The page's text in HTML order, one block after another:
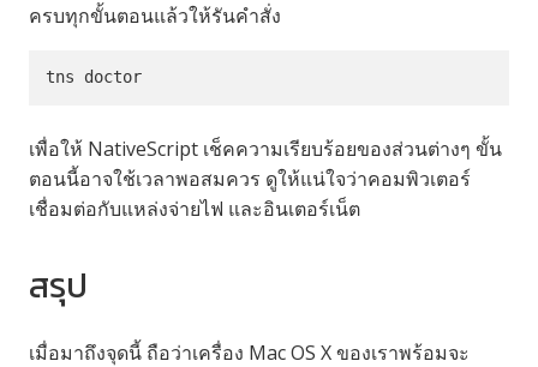
ครบทุกขั้นตอนแล้วให้รันคำสั่ง
tns doctor
เพื่อให้ NativeScript เช็คความเรียบร้อยของส่วนต่างๆ ขั้น
ตอนนี้อาจใช้เวลาพอสมควร ดูให้แน่ใจว่าคอมพิวเตอร์
เชื่อมต่อกับแหล่งจ่ายไฟ และอินเตอร์เน็ต
สรุป
เมื่อมาถึงจุดนี้ ถือว่าเครื่อง Mac OS X ของเราพร้อมจะ